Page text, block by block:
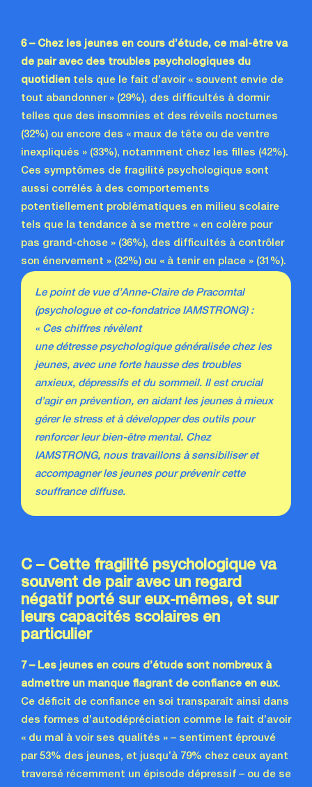
6 – Chez les jeunes en cours d’étude, ce mal-être va
de pair avec des troubles psychologiques du
quotidien tels que le fait d’avoir « souvent envie de
tout abandonner » (29%), des difficultés à dormir
telles que des insomnies et des réveils nocturnes
(32%) ou encore des « maux de tête ou de ventre
inexpliqués » (33%), notamment chez les filles (42%).
Ces symptômes de fragilité psychologique sont
aussi corrélés à des comportements
potentiellement problématiques en milieu scolaire
tels que la tendance à se mettre « en colère pour
pas grand-chose » (36%), des difficultés à contrôler
son énervement » (32%) ou « à tenir en place » (31%).
Le point de vue d’Anne-Claire de Pracomtal
(psychologue et co-fondatrice IAMSTRONG) :
« Ces chiffres révèlent
une détresse psychologique généralisée chez les
jeunes, avec une forte hausse des troubles
anxieux, dépressifs et du sommeil. Il est crucial
d’agir en prévention, en aidant les jeunes à mieux
gérer le stress et à développer des outils pour
renforcer leur bien-être mental. Chez
IAMSTRONG, nous travaillons à sensibiliser et
accompagner les jeunes pour prévenir cette
souffrance diffuse.
C – Cette fragilité psychologique va
souvent de pair avec un regard
négatif porté sur eux-mêmes, et sur
leurs capacités scolaires en
particulier
7 – Les jeunes en cours d’étude sont nombreux à
admettre un manque flagrant de confiance en eux.
Ce déficit de confiance en soi transparaît ainsi dans
des formes d’autodépréciation comme le fait d’avoir
« du mal à voir ses qualités » – sentiment éprouvé
par 53% des jeunes, et jusqu’à 79% chez ceux ayant
traversé récemment un épisode dépressif – ou de se